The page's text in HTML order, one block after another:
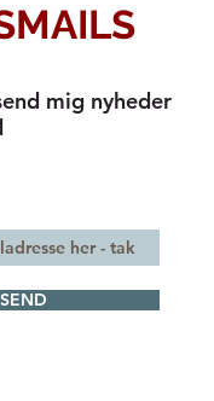
mig nyheder
SEND